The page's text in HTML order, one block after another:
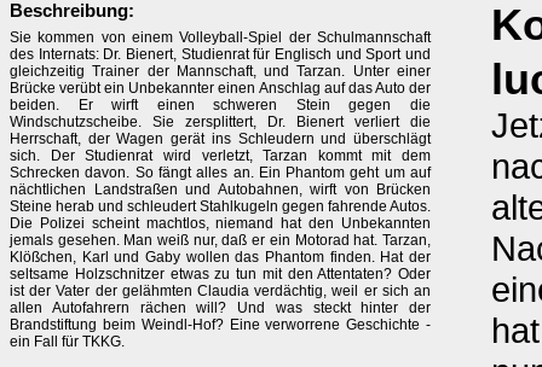
Beschreibung:
Sie kommen von einem Volleyball-Spiel der Schulmannschaft
des Internats: Dr. Bienert, Studienrat für Englisch und Sport und
gleichzeitig Trainer der Mannschaft, und Tarzan. Unter einer
Brücke verübt ein Unbekannter einen Anschlag auf das Auto der
beiden. Er wirft einen schweren Stein gegen die
Windschutzscheibe. Sie zersplittert, Dr. Bienert verliert die
Herrschaft, der Wagen gerät ins Schleudern und überschlägt
sich. Der Studienrat wird verletzt, Tarzan kommt mit dem
Schrecken davon. So fängt alles an. Ein Phantom geht um auf
nächtlichen Landstraßen und Autobahnen, wirft von Brücken
Steine herab und schleudert Stahlkugeln gegen fahrende Autos.
Die Polizei scheint machtlos, niemand hat den Unbekannten
jemals gesehen. Man weiß nur, daß er ein Motorad hat. Tarzan,
Klößchen, Karl und Gaby wollen das Phantom finden. Hat der
seltsame Holzschnitzer etwas zu tun mit den Attentaten? Oder
ist der Vater der gelähmten Claudia verdächtig, weil er sich an
allen Autofahrern rächen will? Und was steckt hinter der
Brandstiftung beim Weindl-Hof? Eine verworrene Geschichte -
ein Fall für TKKG.